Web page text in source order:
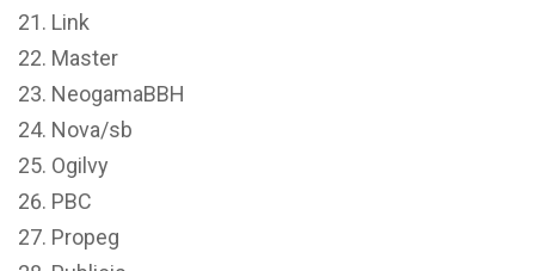
Link
Master
NeogamaBBH
Nova/sb
Ogilvy
PBC
Propeg